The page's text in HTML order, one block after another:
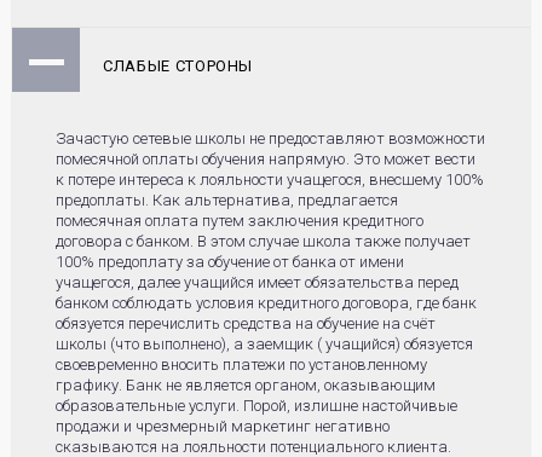
СЛАБЫЕ СТОРОНЫ
Зачастую сетевые школы не предоставляют возможности
помесячной оплаты обучения напрямую. Это может вести
к потере интереса к лояльности учащегося, внесшему 100%
предоплаты. Как альтернатива, предлагается
помесячная оплата путем заключения кредитного
договора с банком. В этом случае школа также получает
100% предоплату за обучение от банка от имени
учащегося, далее учащийся имеет обязательства перед
банком соблюдать условия кредитного договора, где банк
обязуется перечислить средства на обучение на счёт
школы (что выполнено), а заемщик ( учащийся) обязуется
своевременно вносить платежи по установленному
графику. Банк не является органом, оказывающим
образовательные услуги. Порой, излишне настойчивые
продажи и чрезмерный маркетинг негативно
сказываются на лояльности потенциального клиента.